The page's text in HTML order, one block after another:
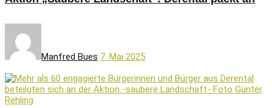
Manfred Bues 7. Mai 2025